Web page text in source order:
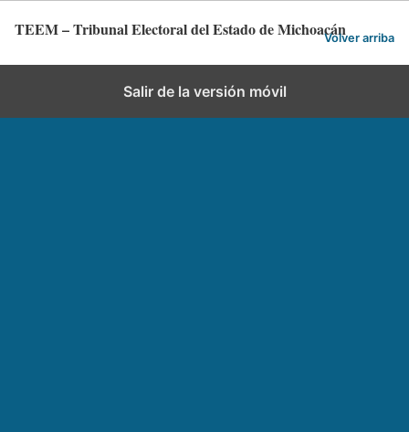
TEEM – Tribunal Electoral del Estado de MichoacánVolver arriba
Salir de la versión móvil